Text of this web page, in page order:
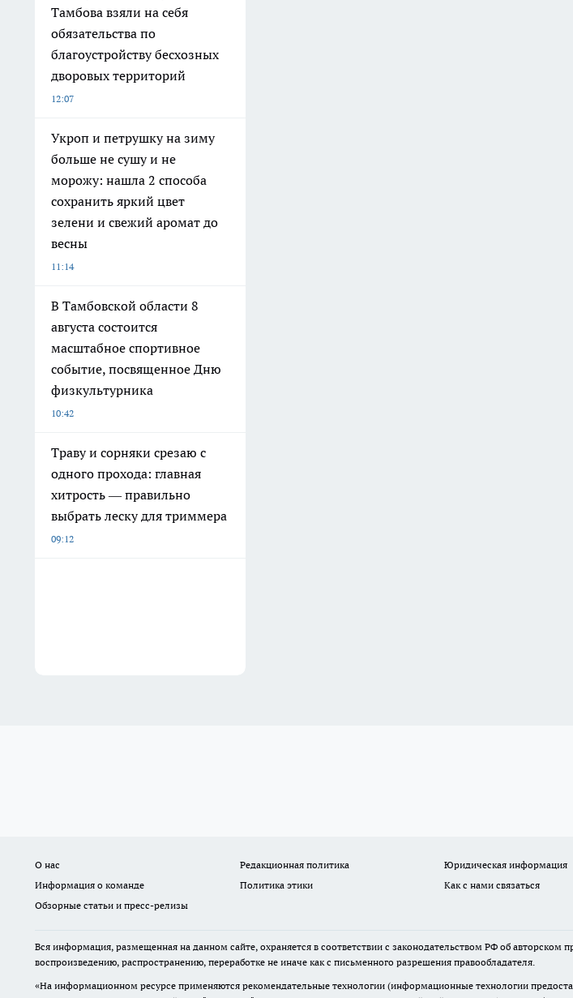
Тамбова взяли на себя
обязательства по
благоустройству бесхозных
дворовых территорий
12:07
Укроп и петрушку на зиму
больше не сушу и не
морожу: нашла 2 способа
сохранить яркий цвет
зелени и свежий аромат до
весны
11:14
В Тамбовской области 8
августа состоится
масштабное спортивное
событие, посвященное Дню
физкультурника
10:42
Траву и сорняки срезаю с
одного прохода: главная
хитрость — правильно
выбрать леску для триммера
09:12
О нас Редакционная политика
Юридическая информация
Информация о команде
Политика этики
Как с нами связаться
Обзорные статьи и пресс-релизы
Вся информация, размещенная на данном сайте, охраняется в соответствии с законодательством РФ об
воспроизведению, распространению, переработке не иначе как с письменного разрешения правообладателя.
«На информационном ресурсе применяются рекомендательные технологии (информационные технологии